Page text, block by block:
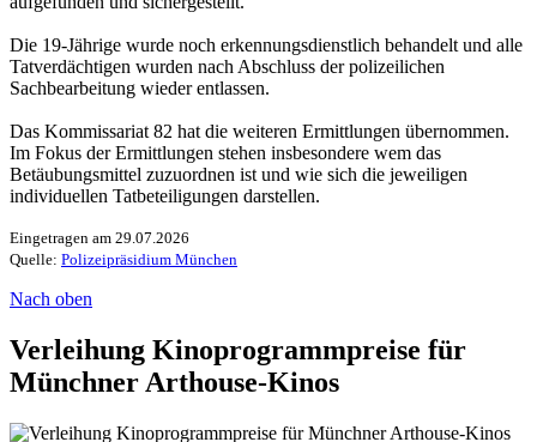
Die 19-Jährige wurde noch erkennungsdienstlich behandelt und alle
Tatverdächtigen wurden nach Abschluss der polizeilichen
Sachbearbeitung wieder entlassen.
Das Kommissariat 82 hat die weiteren Ermittlungen übernommen.
Im Fokus der Ermittlungen stehen insbesondere wem das
Betäubungsmittel zuzuordnen ist und wie sich die jeweiligen
individuellen Tatbeteiligungen darstellen.
Eingetragen am 29.07.2026
Quelle: Polizeipräsidium München
Nach oben
Verleihung Kinoprogrammpreise für
Münchner Arthouse-Kinos